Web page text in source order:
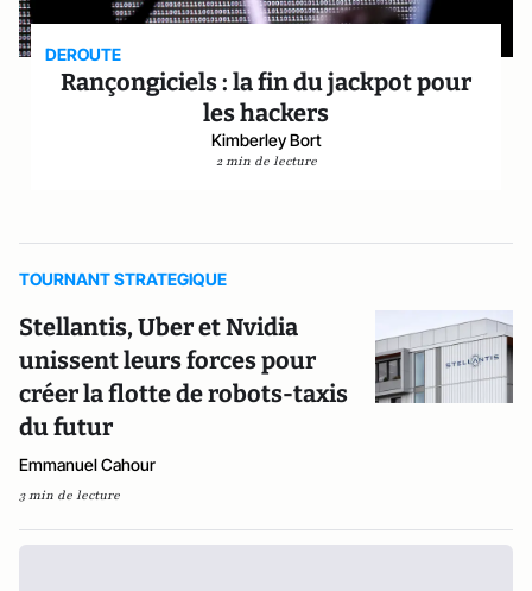
DEROUTE
Rançongiciels : la fin du jackpot pour
les hackers
Kimberley Bort
2 min de lecture
TOURNANT STRATEGIQUE
Stellantis, Uber et Nvidia
unissent leurs forces pour
créer la flotte de robots-taxis
du futur
Emmanuel Cahour
3 min de lecture